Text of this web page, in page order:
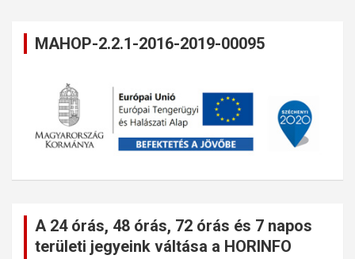
MAHOP-2.2.1-2016-2019-00095
A 24 órás, 48 órás, 72 órás és 7 napos
területi jegyeink váltása a HORINFO